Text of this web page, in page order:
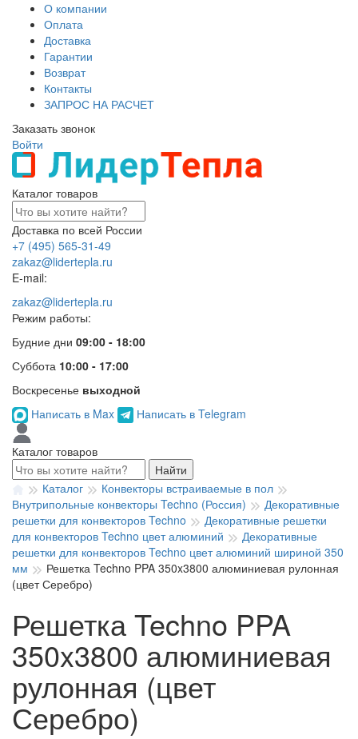
О компании
Оплата
Доставка
Гарантии
Возврат
Контакты
ЗАПРОС НА РАСЧЕТ
Заказать звонок
Войти
Каталог товаров
Доставка по всей России
+7 (495) 565-31-49
zakaz@lidertepla.ru
E-mail:
zakaz@lidertepla.ru
Режим работы:
Будние дни 09:00 - 18:00
Суббота 10:00 - 17:00
Воскресенье выходной
Написать в Max
Написать в Telegram
Каталог товаров
Найти
Каталог
Конвекторы встраиваемые в пол
Внутрипольные конвекторы Techno (Россия)
Декоративные
решетки для конвекторов Techno
Декоративные решетки
для конвекторов Techno цвет алюминий
Декоративные
решетки для конвекторов Techno цвет алюминий шириной 350
мм
Решетка Techno PPA 350x3800 алюминиевая рулонная
(цвет Серебро)
Решетка Techno PPA
350x3800 алюминиевая
рулонная (цвет
Серебро)